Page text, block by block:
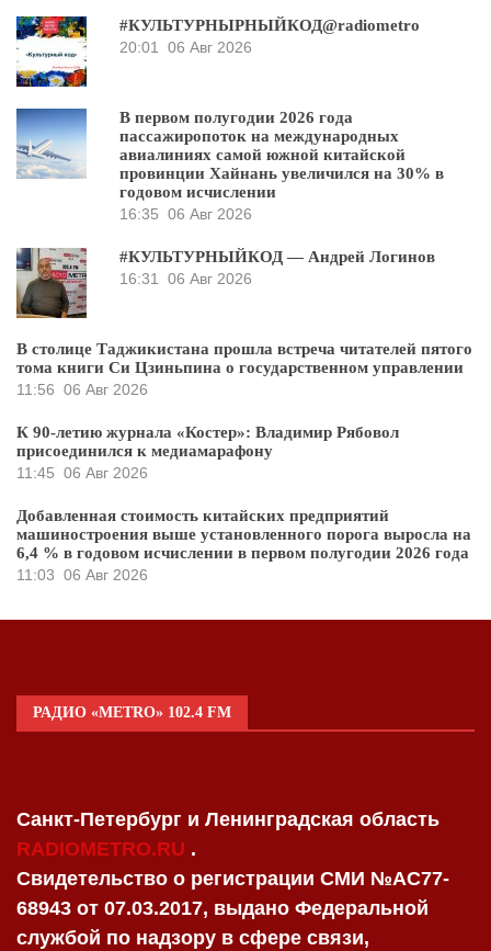
#КУЛЬТУРНЫРНЫЙКОД@radiometro
20:01 06 Авг 2026
В первом полугодии 2026 года
пассажиропоток на международных
авиалиниях самой южной китайской
провинции Хайнань увеличился на 30% в
годовом исчислении
16:35 06 Авг 2026
#КУЛЬТУРНЫЙКОД — Андрей Логинов
16:31 06 Авг 2026
В столице Таджикистана прошла встреча читателей пятого
тома книги Си Цзиньпина о государственном управлении
11:56 06 Авг 2026
К 90-летию журнала «Костер»: Владимир Рябовол
присоединился к медиамарафону
11:45 06 Авг 2026
Добавленная стоимость китайских предприятий
машиностроения выше установленного порога выросла на
6,4 % в годовом исчислении в первом полугодии 2026 года
11:03 06 Авг 2026
РАДИО «METRO» 102.4 FM
Санкт-Петербург и Ленинградская область
RADIOMETRO.RU .
Свидетельство о регистрации СМИ №AC77-
68943 от 07.03.2017, выдано Федеральной
службой по надзору в сфере связи,